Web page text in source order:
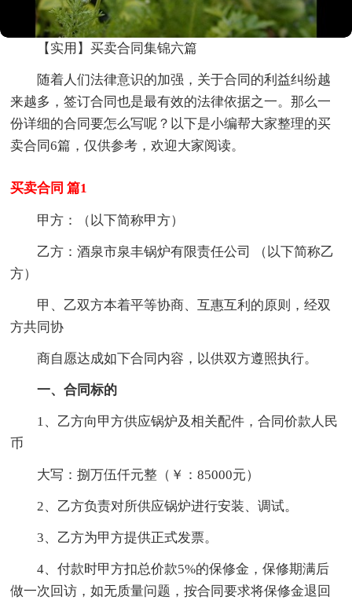
【实用】买卖合同集锦六篇
随着人们法律意识的加强，关于合同的利益纠纷越
来越多，签订合同也是最有效的法律依据之一。那么一
份详细的合同要怎么写呢？以下是小编帮大家整理的买
卖合同6篇，仅供参考，欢迎大家阅读。
买卖合同 篇1
甲方：（以下简称甲方）
乙方：酒泉市泉丰锅炉有限责任公司 （以下简称乙
方）
甲、乙双方本着平等协商、互惠互利的原则，经双
方共同协
商自愿达成如下合同内容，以供双方遵照执行。
一、合同标的
1、乙方向甲方供应锅炉及相关配件，合同价款人民
币
大写：捌万伍仟元整（￥：85000元）
2、乙方负责对所供应锅炉进行安装、调试。
3、乙方为甲方提供正式发票。
4、付款时甲方扣总价款5%的保修金，保修期满后
做一次回访，如无质量问题，按合同要求将保修金退回